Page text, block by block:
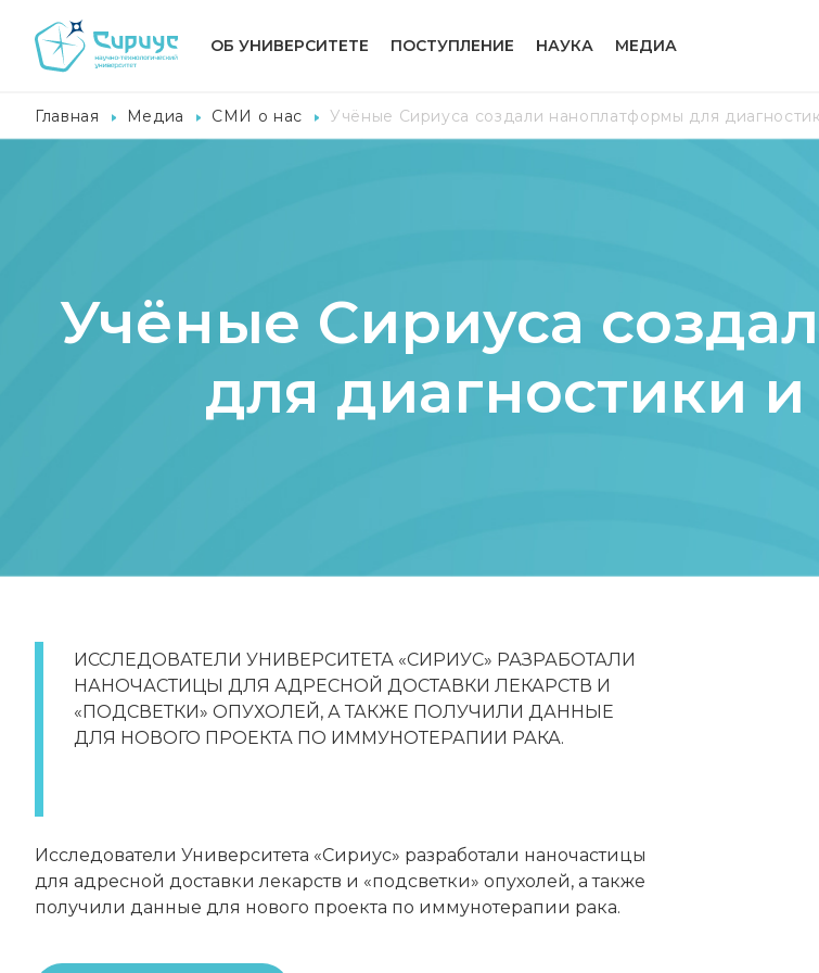
ОБ УНИВЕРСИТЕТЕ ПОСТУПЛЕНИЕ НАУКА МЕДИА
Главная Медиа СМИ о нас Учёные Сириуса создали наноплатформы для
Учёные Сириуса
для диагностики
ИССЛЕДОВАТЕЛИ УНИВЕРСИТЕТА «СИРИУС» РАЗРАБОТАЛИ
НАНОЧАСТИЦЫ ДЛЯ АДРЕСНОЙ ДОСТАВКИ ЛЕКАРСТВ И
«ПОДСВЕТКИ» ОПУХОЛЕЙ, А ТАКЖЕ ПОЛУЧИЛИ ДАННЫЕ
ДЛЯ НОВОГО ПРОЕКТА ПО ИММУНОТЕРАПИИ РАКА.
Исследователи Университета «Сириус» разработали наночастицы
для адресной доставки лекарств и «подсветки» опухолей, а также
получили данные для нового проекта по иммунотерапии рака.